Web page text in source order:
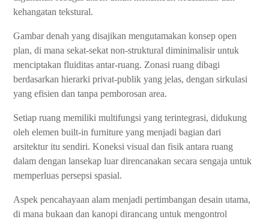
kehangatan tekstural.
Gambar denah yang disajikan mengutamakan konsep open
plan, di mana sekat-sekat non-struktural diminimalisir untuk
menciptakan fluiditas antar-ruang. Zonasi ruang dibagi
berdasarkan hierarki privat-publik yang jelas, dengan sirkulasi
yang efisien dan tanpa pemborosan area.
Setiap ruang memiliki multifungsi yang terintegrasi, didukung
oleh elemen built-in furniture yang menjadi bagian dari
arsitektur itu sendiri. Koneksi visual dan fisik antara ruang
dalam dengan lansekap luar direncanakan secara sengaja untuk
memperluas persepsi spasial.
Aspek pencahayaan alam menjadi pertimbangan desain utama,
di mana bukaan dan kanopi dirancang untuk mengontrol